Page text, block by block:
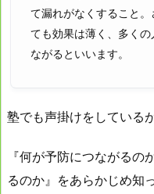
て漏れがなくすること
ても効果は薄く、多く
ながるといいます。
塾でも声掛けをしている
『何が予防につながる
るのか』をあらかじめ知